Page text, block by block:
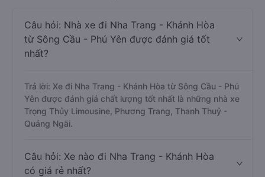
Câu hỏi: Nhà xe đi Nha Trang - Khánh Hòa
từ Sông Cầu - Phú Yên được đánh giá tốt
nhất?
Trả lời: Xe đi Nha Trang - Khánh Hòa từ Sông Cầu - Phú
Yên được đánh giá chất lượng tốt nhất là những nhà xe
Trọng Thủy Limousine, Phương Trang, Thanh Thuỷ -
Quảng Ngãi.
Câu hỏi: Xe nào đi Nha Trang - Khánh Hòa
có giá rẻ nhất?